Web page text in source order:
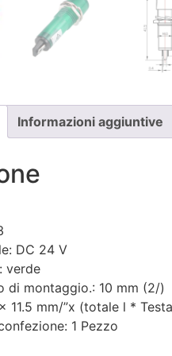
Informazioni aggiuntive
DC 24 V
verde
di montaggio.: 10 mm (2/)
11.5 mm/”x (totale l *
1 Pezzo